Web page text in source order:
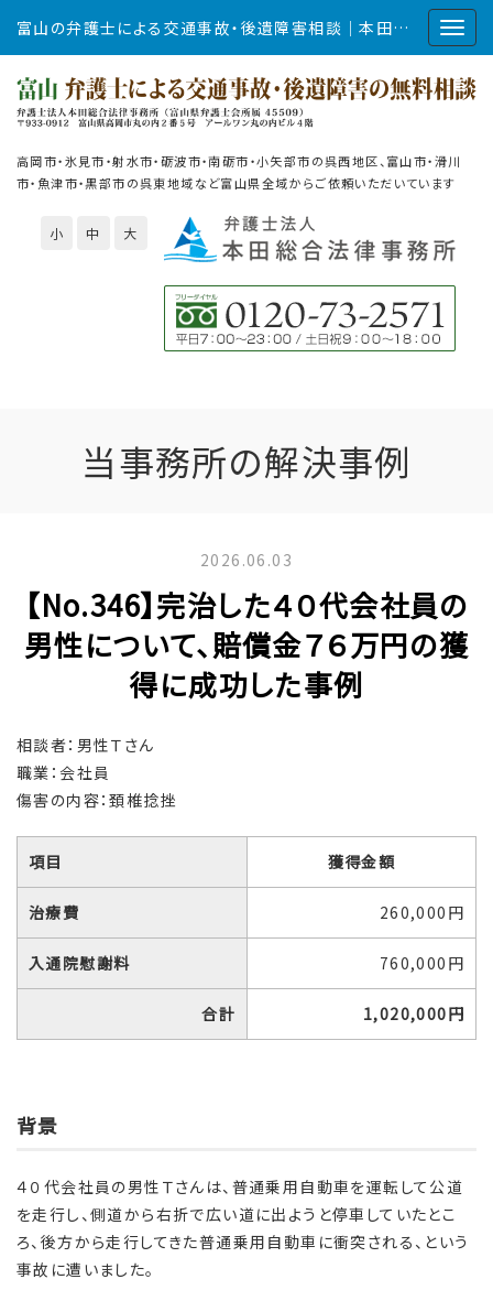
富山の弁護士による交通事故・後遺障害相談｜本田総合法律事務所
高岡市・氷見市・射水市・砺波市・南砺市・小矢部市の呉西地区、富山市・滑川
市・魚津市・黒部市の呉東地域など富山県全域からご依頼いただいています
小 中 大
当事務所の解決事例
2026.06.03
【No.346】完治した４０代会社員の
男性について、賠償金７６万円の獲
得に成功した事例
相談者：男性Ｔさん
職業：会社員
傷害の内容：頚椎捻挫
項目 獲得金額
治療費 260,000円
入通院慰謝料 760,000円
合計 1,020,000円
背景
４０代会社員の男性Ｔさんは、普通乗用自動車を運転して公道
を走行し、側道から右折で広い道に出ようと停車していたとこ
ろ、後方から走行してきた普通乗用自動車に衝突される、という
事故に遭いました。